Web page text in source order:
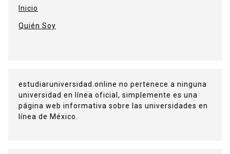
Inicio
Quién Soy
estudiaruniversidad.online no pertenece a ninguna
universidad en línea oficial, simplemente es una
página web informativa sobre las universidades en
línea de México.